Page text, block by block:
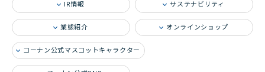
IR情報 サステナビリティ
業態紹介 オンラインショップ
コーナン公式マスコットキャラクター